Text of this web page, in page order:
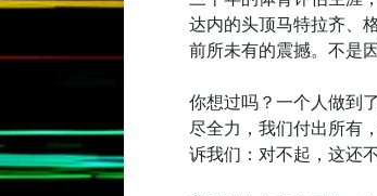
达内的头顶马特拉齐、
前所未有的震撼。不是
你想过吗？一个人做到
尽全力，我们付出所有
诉我们：对不起，这还不